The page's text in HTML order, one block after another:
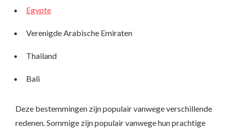
Egypte
Verenigde Arabische Emiraten
Thailand
Bali
Deze bestemmingen zijn populair vanwege verschillende
redenen. Sommige zijn populair vanwege hun prachtige